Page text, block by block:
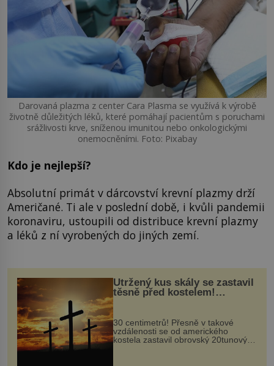
Darovaná plazma z center Cara Plasma se využívá k výrobě
životně důležitých léků, které pomáhají pacientům s poruchami
srážlivosti krve, sníženou imunitou nebo onkologickými
onemocněními. Foto: Pixabay
Kdo je nejlepší?
Absolutní primát v dárcovství krevní plazmy drží
Američané. Ti ale v poslední době, i kvůli pandemii
koronaviru, ustoupili od distribuce krevní plazmy
a léků z ní vyrobených do jiných zemí.
Utržený kus skály se zastavil
těsně před kostelem!
Ochránila ho boží síla?
30 centimetrů! Přesně v takové
vzdálenosti se od amerického
kostela zastavil obrovský 20tunový